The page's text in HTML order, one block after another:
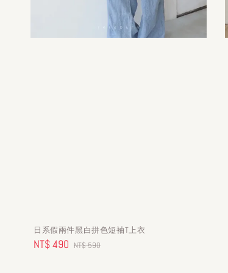
日系假兩件黑白拼色短袖T上衣
Sale
NT$ 490 Regular
NT$ 590